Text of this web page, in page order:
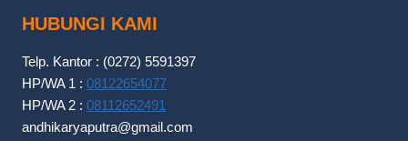
HUBUNGI KAMI
Telp. Kantor : (0272) 5591397
HP/WA 1 : 08122654077
HP/WA 2 : 08112652491
andhikaryaputra@gmail.com